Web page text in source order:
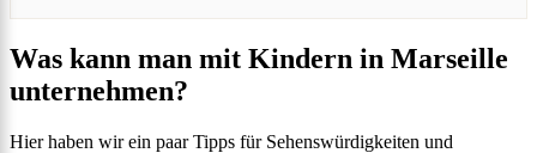
Was kann man mit Kindern in Marseille
unternehmen?
Hier haben wir ein paar Tipps für Sehenswürdigkeiten und